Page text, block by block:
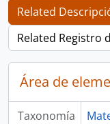
Related
Related Registro
Área de
Taxonomía